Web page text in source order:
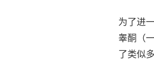
为了进
睾酮（
了类似